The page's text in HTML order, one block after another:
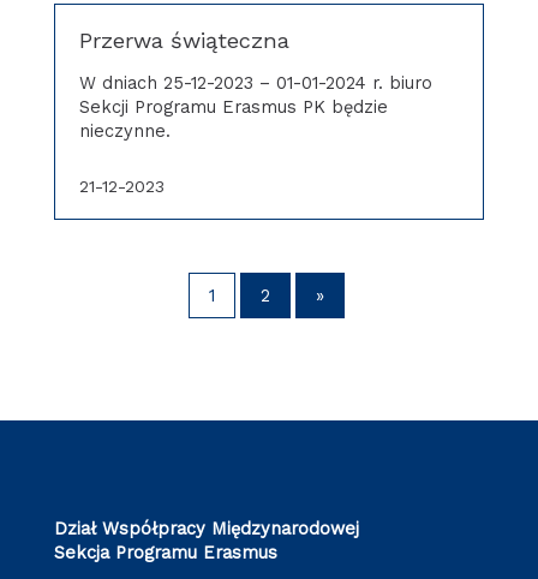
Przerwa świąteczna
W dniach 25-12-2023 – 01-01-2024 r. biuro
Sekcji Programu Erasmus PK będzie
nieczynne.
21-12-2023
1 2 »
Dział Współpracy Międzynarodowej
Sekcja Programu Erasmus